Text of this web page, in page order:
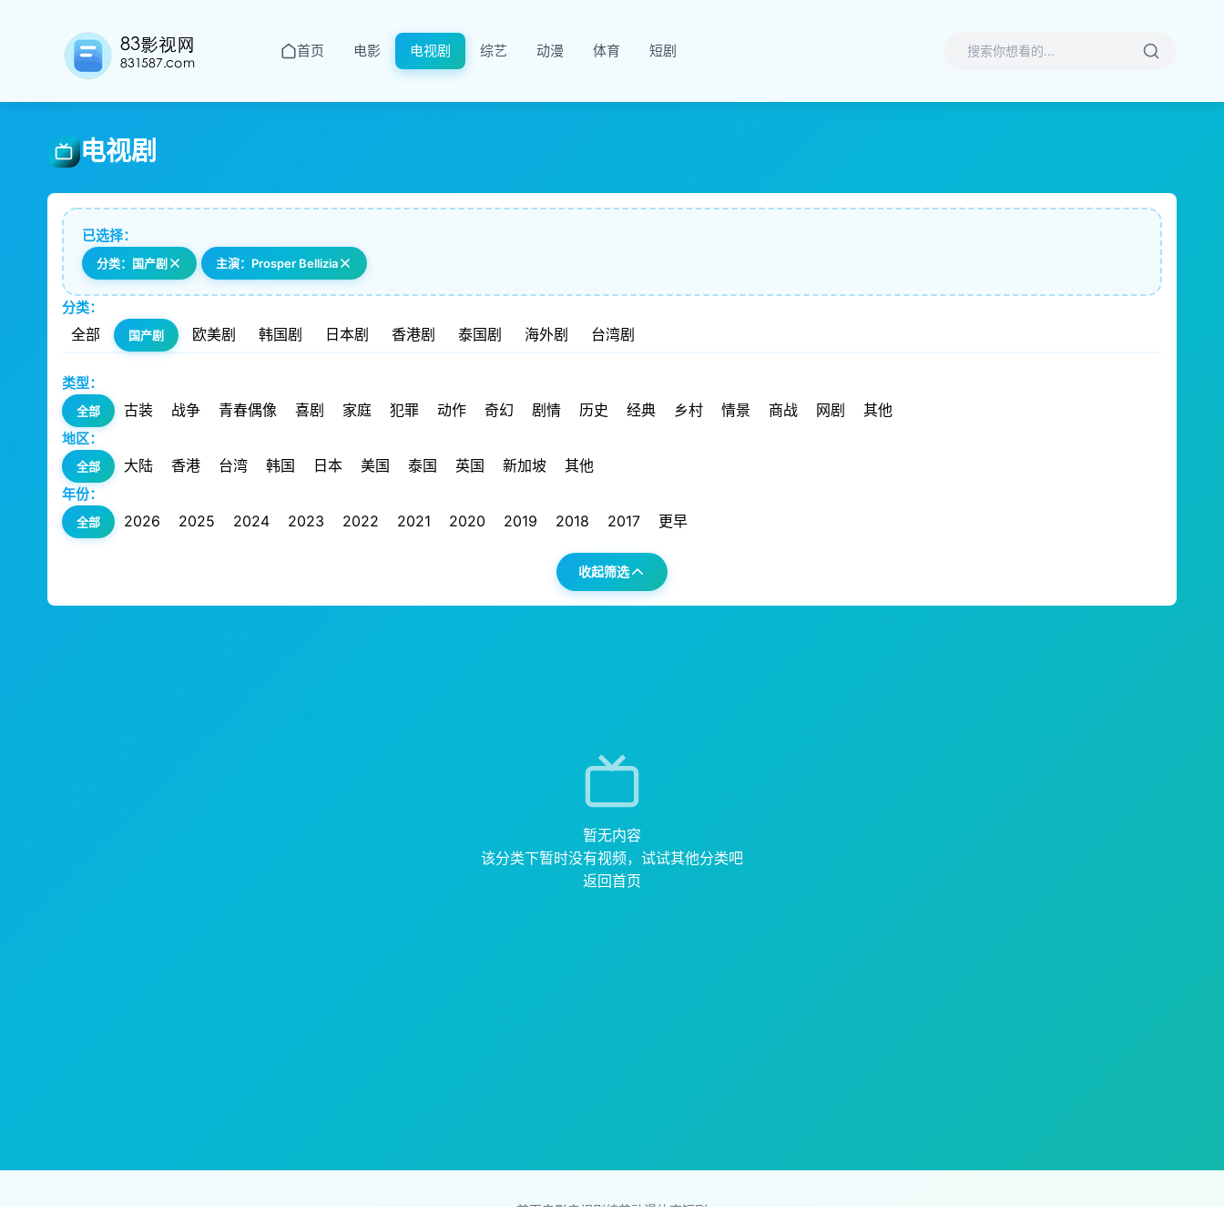
首页 电影 电视剧 综艺 动漫 体育 短剧
电视剧
已选择：
分类：国产剧 主演：Prosper Bellizia
分类：
全部 国产剧 欧美剧 韩国剧 日本剧 香港剧 泰国剧 海外剧 台湾剧
类型：
全部 古装 战争 青春偶像 喜剧 家庭 犯罪 动作 奇幻 剧情 历史 经典 乡村 情景 商战 网剧 其他
地区：
全部 大陆 香港 台湾 韩国 日本 美国 泰国 英国 新加坡 其他
年份：
全部 2026 2025 2024 2023 2022 2021 2020 2019 2018 2017 更早
收起筛选
暂无内容
该分类下暂时没有视频，试试其他分类吧
返回首页
首页电影电视剧综艺动漫体育短剧